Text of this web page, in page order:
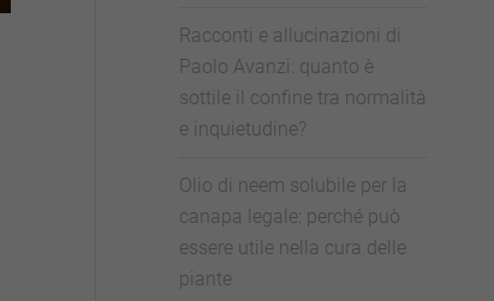
Racconti e allucinazioni di
Paolo Avanzi: quanto è
sottile il confine tra normalità
e inquietudine?
Olio di neem solubile per la
canapa legale: perché può
essere utile nella cura delle
piante